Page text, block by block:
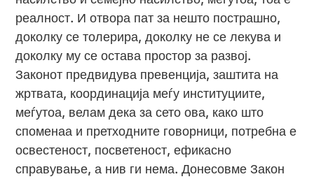
реалност. И отвора пат за нешто пострашно,
доколку се толерира, доколку не се лекува и
доколку му се остава простор за развој.
Законот предвидува превенција, заштита на
жртвата, координација меѓу институциите,
меѓутоа, велам дека за сето ова, како што
споменаа и претходните говорници, потребна е
освестеност, посветеност, ефикасно
справување, а нив ги нема. Донесовме Закон